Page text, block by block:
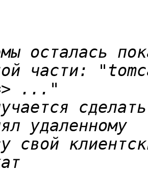
части:
свой